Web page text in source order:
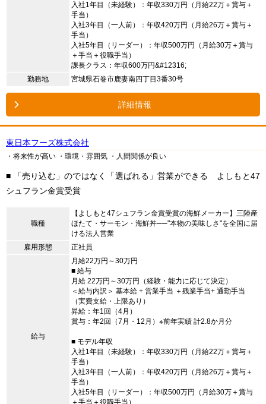
入社1年目（未経験）：年収330万円（月給22万＋賞与＋
手当）
入社3年目（一人前）：年収420万円（月給26万＋賞与＋
手当）
入社5年目（リーダー）：年収500万円（月給30万＋賞与
＋手当＋役職手当）
課長クラス：年収600万円&#12316;
勤務地
宮城県石巻市鹿妻南四丁目3番30号
詳細情報
東日本フーズ株式会社
・将来性が高い ・環境・雰囲気 ・人間関係が良い
■ 「売り込む」のではなく「選ばれる」営業ができる よしもと47
シュフラン金賞受賞
職種
【よしもと47シュフラン金賞受賞の海鮮メーカー】三陸産
ほたて・サーモン・海鮮丼──"本物の美味しさ"を全国に届
ける法人営業
雇用形態
正社員
給与
月給22万円～30万円
■ 給与
月給 22万円～30万円（経験・能力に応じて決定）
＜給与内訳＞ 基本給 + 営業手当 ＋残業手当+ 通勤手当
（実費支給・上限あり）
昇給：年1回（4月）
賞与：年2回（7月・12月）※前年実績 計2.8か月分
■ モデル年収
入社1年目（未経験）：年収330万円（月給22万＋賞与＋
手当）
入社3年目（一人前）：年収420万円（月給26万＋賞与＋
手当）
入社5年目（リーダー）：年収500万円（月給30万＋賞与